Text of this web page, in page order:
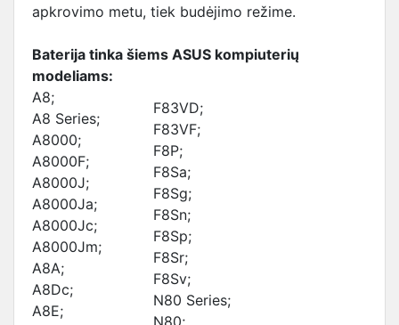
apkrovimo metu, tiek budėjimo režime.
Baterija tinka šiems ASUS kompiuterių
modeliams:
A8;
A8 Series;
A8000;
A8000F;
A8000J;
A8000Ja;
A8000Jc;
A8000Jm;
A8A;
A8Dc;
A8E;
F83VD;
F83VF;
F8P;
F8Sa;
F8Sg;
F8Sn;
F8Sp;
F8Sr;
F8Sv;
N80 Series;
N80;